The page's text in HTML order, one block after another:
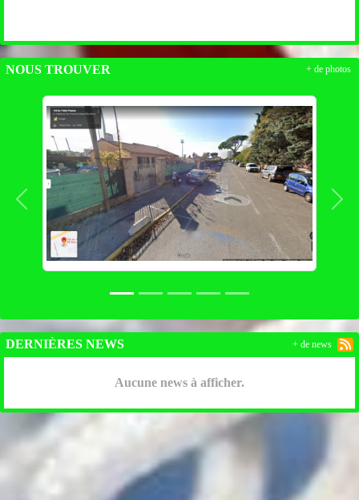
NOUS TROUVER
Précedent
+ de photos
DERNIÈRES NEWS
Aucune news à afficher.
+ de news